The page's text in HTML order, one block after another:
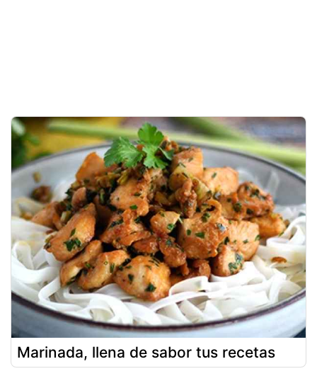
Marinada, llena de sabor tus recetas